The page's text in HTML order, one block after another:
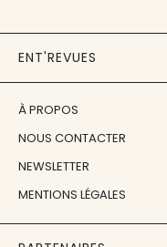
ENT'REVUES
À PROPOS
NOUS CONTACTER
NEWSLETTER
MENTIONS LÉGALES